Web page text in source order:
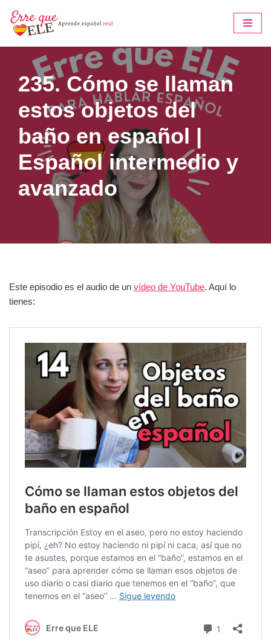
Saltar
al
contenido
235. Cómo se llaman
estos objetos del
baño en español |
Español intermedio y
avanzado
Este episodio es el audio de un vídeo de YouTube. Aquí lo
tienes: